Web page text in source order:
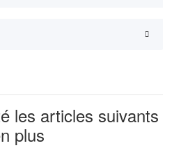
les articles suivants
plus